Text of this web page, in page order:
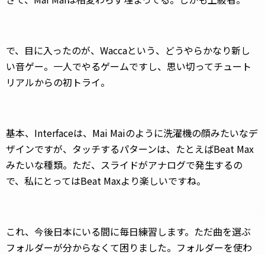
で、目に入ったのが、Waccaという、どうやらかなり新し
い音ゲー。一人でやるゲームですし、思い切ってチュート
リアルからの初トライ。
基本、Interfaceは、Mai Maiのように洗濯機の顔みたいなデ
ザインですが、タッチするパターンは、たとえばBeat Max
みたいな種類。ただ、スライドがアナログで発生するの
で、私にとってはBeat Maxより楽しいですね。
これ、今後日本にいる間に毎日練習します。ただ曲を選ぶ
フォルダーが分からなくて困りました。フォルダーを使わ